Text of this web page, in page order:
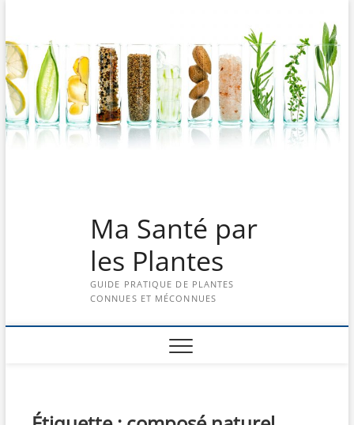
content
Ma Santé par
les Plantes
GUIDE PRATIQUE DE PLANTES
CONNUES ET MÉCONNUES